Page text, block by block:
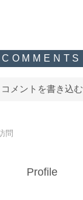
コメントを書き込む
問
Profile